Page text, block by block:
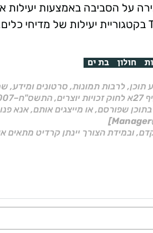
על הסביבה באמצעות
חולון בת ים
תוכן, לרבות תמונות, סרטונים ומידע,
שפורסם, או מייצגים אותם, אנא
ובמידת הצורך יינתן קרדיט מתאים